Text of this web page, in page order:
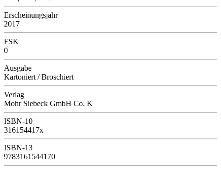
Erscheinungsjahr
2017
FSK
0
Ausgabe
Kartoniert / Broschiert
Verlag
Mohr Siebeck GmbH Co. K
ISBN-10
316154417x
ISBN-13
9783161544170